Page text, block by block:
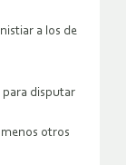
a los de
para disputar
otros